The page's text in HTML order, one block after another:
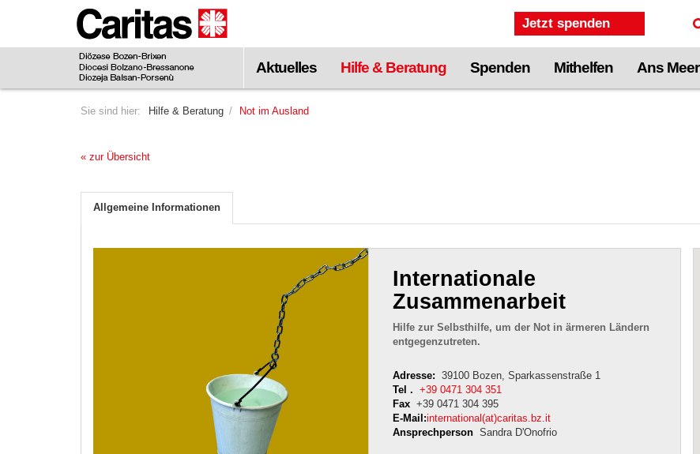
Hauptinhalt
springen
Jetzt spenden
Aktuelles Hilfe & Beratung Spenden Mithelfen Ans Meer
Sie sind hier: Hilfe & Beratung Not im Ausland
« zur Übersicht
Allgemeine Informationen
Internationale
Zusammenarbeit
Hilfe zur Selbsthilfe, um der Not in ärmeren Ländern
entgegenzutreten.
Adresse: 39100 Bozen, Sparkassenstraße 1
Tel .
+39 0471 304 351
Fax +39 0471 304 395
E-Mail:international(at)caritas.bz.it
Ansprechperson Sandra D'Onofrio